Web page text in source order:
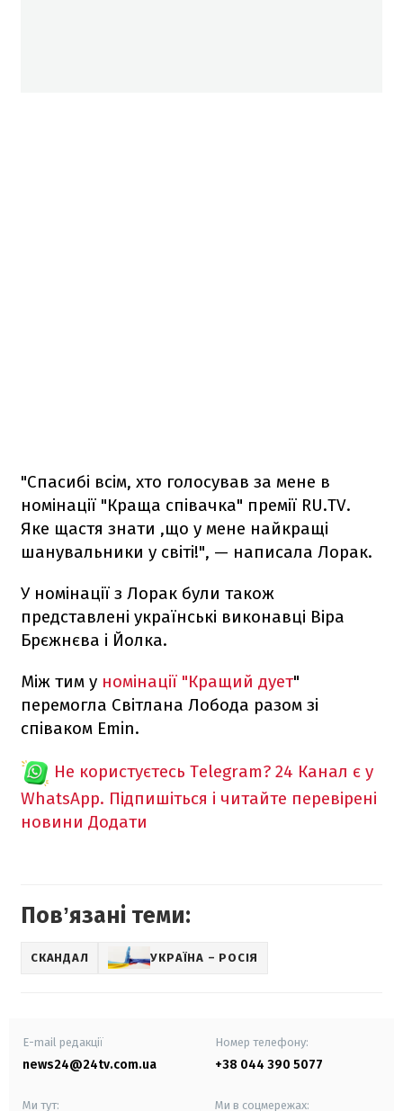
"Спасибі всім, хто голосував за мене в
номінації "Краща cпівачка" премії RU.TV.
Яке щастя знати ,що у мене найкращі
шанувальники у світі!", — написала Лорак.
У номінації з Лорак були також
представлені українські виконавці Віра
Брєжнєва і Йолка.
Між тим у номінації "Кращий дует"
перемогла Світлана Лобода разом зі
співаком Emin.
Не користуєтесь Telegram? 24 Канал є у
WhatsApp. Підпишіться і читайте перевірені
новини Додати
Повʼязані теми:
СКАНДАЛ УКРАЇНА – РОСІЯ
E-mail редакції
news24@24tv.com.ua
Номер телефону:
+38 044 390 5077
Ми тут: Ми в соцмережах: